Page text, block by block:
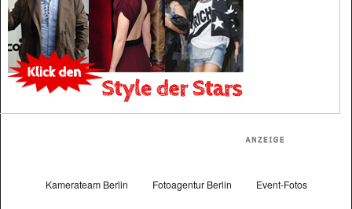
Kamerateam Berlin Fotoagentur Berlin Event-Fotos